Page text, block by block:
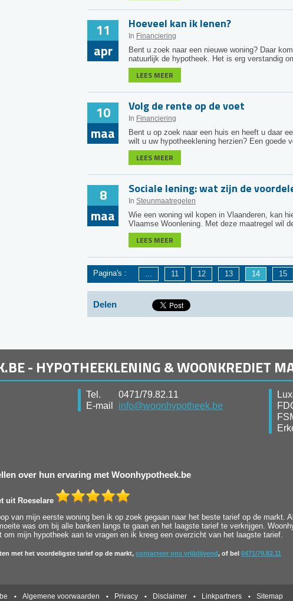
11
apr
Hoeveel kan ik lenen?
In Financiering
Bent u zoek naar een nieuwe woning? Daar
natuurlijk de hypotheek. Het is erg verstandig
LEES MEER
10
maa
Volg de rente op de voet
In Financiering
Bent u op zoek naar een huis en heeft u daar
wilt u uw hypotheeklening herzien? Een goede
LEES MEER
8
maa
Sociale lening: wat zijn de
In Steunmaatregelen
Wie een woning wil kopen in Vlaanderen, kan
Vlaamse Woonlening. Met deze maatregel wil
LEES MEER
Pagina's : ... 11 12 13 14 15
Delen
- HYPOTHEEKLENING & WOONKREDIET
Tel.
0471/79.82.11
E-mail
info@woonhypotheek.be
over hun ervaring met Woonhypotheek.be
uit Roeselare
van mijn eerste woning ben ik op zoek gegaan naar het beste tarief op de markt.
was om bij alle banken langs te gaan en het laagste tarief te verkrijgen.
om mijn hypotheek aan te vragen en ik kreeg een overzicht van het laagste tarief.
met het voordeligste tarief op de markt, contacteer ons vrijblijvend, of bel 0471/79.82.11
Algemene voorwaarden Privacy Disclaimer Linkpartners Sitemap